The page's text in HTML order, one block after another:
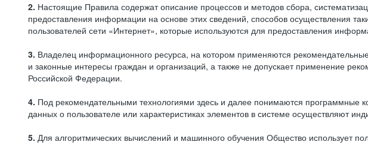
2. Настоящие Правила содержат описание процессов и методов сбора,
предоставления информации на основе этих сведений, способов осуществления
пользователей сети «Интернет», которые используются для предоставления
3. Владелец информационного ресурса, на котором применяются
и законные интересы граждан и организаций, а также не допускает применение
Российской Федерации.
4. Под рекомендательными технологиями здесь и далее понимаются программные
данных о пользователе или характеристиках элементов в системе осуществляют
5. Для алгоритмических вычислений и машинного обучения Общество использует